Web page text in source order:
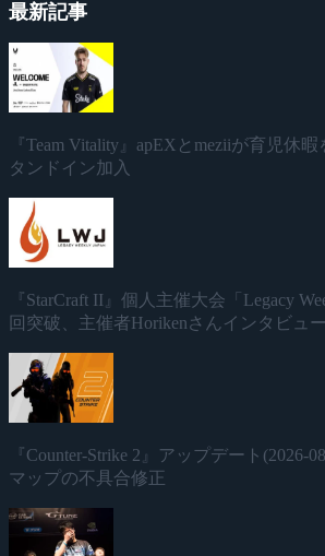
最新記事
『Team Vitality』apEXとmeziiが育児休
タンドイン加入
『StarCraft II』個人主催大会「Legacy
回突破、主催者Horikenさんインタビュー
『Counter-Strike 2』アップデート(2026-
マップの不具合修正